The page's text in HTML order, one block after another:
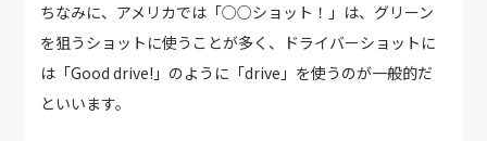
ちなみに、アメリカでは「○○ショット！」は、グリーン
を狙うショットに使うことが多く、ドライバーショットに
は「Good drive!」のように「drive」を使うのが一般的だ
といいます。